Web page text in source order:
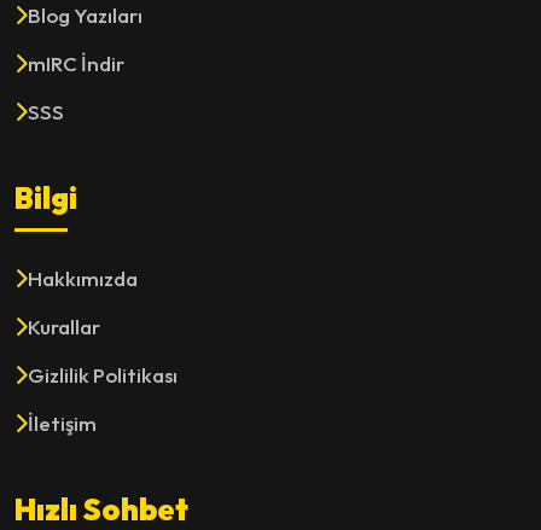
Blog Yazıları
mIRC İndir
SSS
Bilgi
Hakkımızda
Kurallar
Gizlilik Politikası
İletişim
Hızlı Sohbet